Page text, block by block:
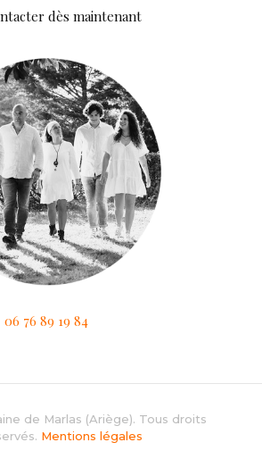
dès maintenant
06 76 89 19 84
de Marlas (Ariège). Tous droits
Mentions légales